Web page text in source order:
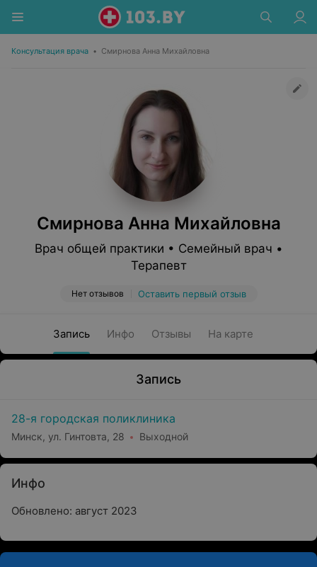
Консультация врача • Смирнова Анна Михайловна
Смирнова Анна Михайловна
Врач общей практики • Семейный врач •
Терапевт
Нет отзывов Оставить первый отзыв
Запись Инфо Отзывы На карте
Запись
28-я городская поликлиника
Минск, ул. Гинтовта, 28 Выходной
Инфо
Обновлено: август 2023